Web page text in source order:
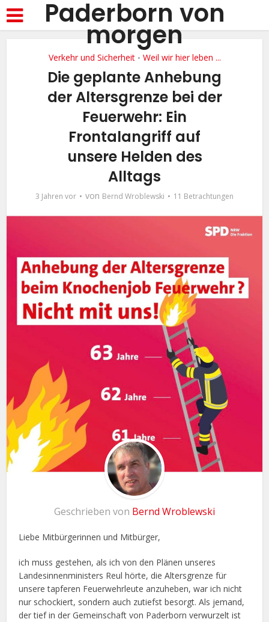
Paderborn von
morgen
Verkehr und Sicherheit • Weil wir hier leben ...
Die geplante Anhebung
der Altersgrenze bei der
Feuerwehr: Ein
Frontalangriff auf
unsere Helden des
Alltags
3 Jahren vor von Bernd Wroblewski 11 Betrachtungen
Geschrieben von Bernd Wroblewski
Liebe Mitbürgerinnen und Mitbürger,
ich muss gestehen, als ich von den Plänen unseres
Landesinnenministers Reul hörte, die Altersgrenze für
unsere tapferen Feuerwehrleute anzuheben, war ich nicht
nur schockiert, sondern auch zutiefst besorgt. Als jemand,
der tief in der Gemeinschaft von Paderborn verwurzelt ist